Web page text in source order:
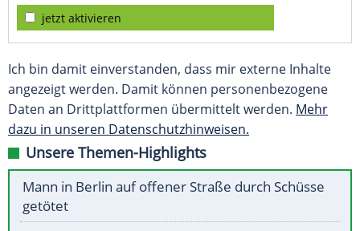
jetzt aktivieren
Ich bin damit einverstanden, dass mir externe Inhalte
angezeigt werden. Damit können personenbezogene
Daten an Drittplattformen übermittelt werden. Mehr
dazu in unseren Datenschutzhinweisen.
Unsere Themen-Highlights
Mann in Berlin auf offener Straße durch Schüsse
getötet